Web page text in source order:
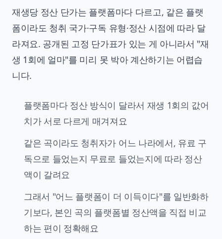
재생당 정산 단가는 플랫폼마다 다르고, 같은 플랫
폼이라도 청취 국가·구독 유형·정산 시점에 따라 달
라져요. 공개된 고정 단가표가 있는 게 아니라서 "재
생 1회에 얼마"를 미리 못 박아 계산하기는 어렵습
니다.
플랫폼마다 정산 방식이 달라서 재생 1회의 값어
치가 서로 다르게 매겨져요
같은 곡이라도 청취자가 어느 나라에서, 유료 구
독으로 들었는지 무료로 들었는지에 따라 정산
액이 갈려요
그래서 "어느 플랫폼이 더 이득이다"를 일반화하
기보다, 본인 곡의 플랫폼별 정산액을 직접 비교
하는 편이 정확해요